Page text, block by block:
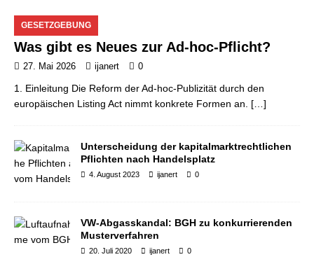
GESETZGEBUNG
Was gibt es Neues zur Ad-hoc-Pflicht?
27. Mai 2026 ijanert 0
1. Einleitung Die Reform der Ad-hoc-Publizität durch den
europäischen Listing Act nimmt konkrete Formen an. […]
Unterscheidung der kapitalmarktrechtlichen
Pflichten nach Handelsplatz
4. August 2023 ijanert 0
VW-Abgasskandal: BGH zu konkurrierenden
Musterverfahren
20. Juli 2020 ijanert 0